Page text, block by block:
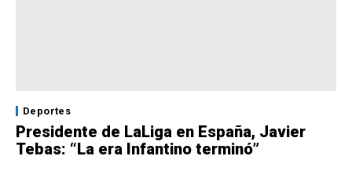
Deportes
Presidente de LaLiga en España, Javier
Tebas: “La era Infantino terminó”